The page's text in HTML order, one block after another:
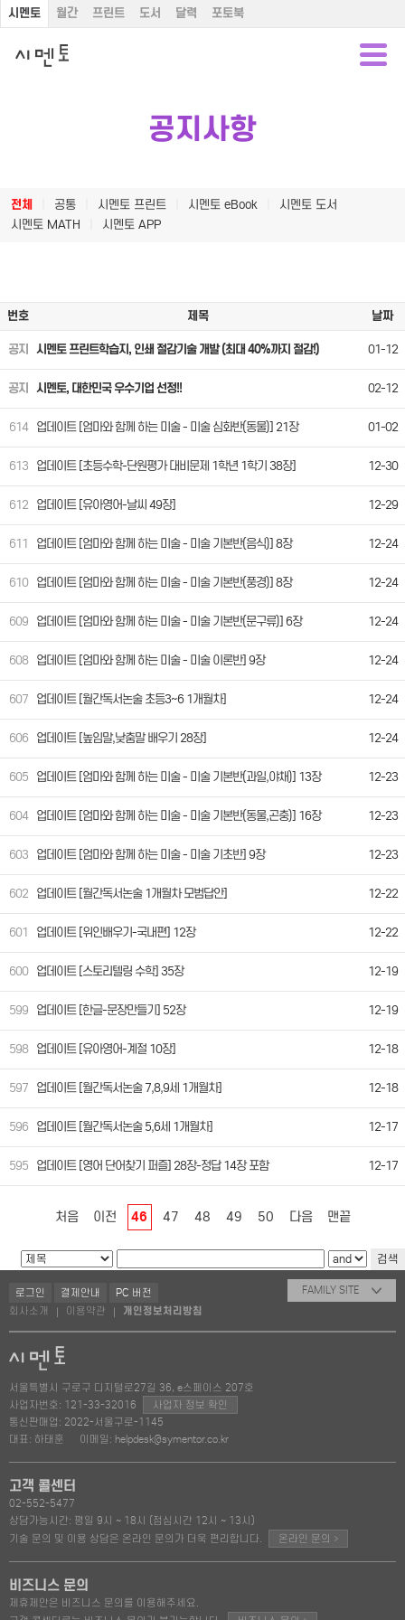
시멘토 월간 프린트 도서 달력 포토북
공지사항
전체 공통 시멘토 프린트 시멘토 eBook
시멘토 도서
시멘토 MATH
시멘토 APP
번호 제목 날짜
공지 시멘토 프린트학습지, 인쇄 절감기술 개발 (최대 40%까지 절감!) 01-12
공지 시멘토, 대한민국 우수기업 선정!! 02-12
614 업데이트 [엄마와 함께 하는 미술 - 미술 심화반(동물)] 21장 01-02
613 업데이트 [초등수학-단원평가 대비문제 1학년 1학기 38장] 12-30
612 업데이트 [유아영어-날씨 49장] 12-29
611 업데이트 [엄마와 함께 하는 미술 - 미술 기본반(음식)] 8장 12-24
610 업데이트 [엄마와 함께 하는 미술 - 미술 기본반(풍경)] 8장 12-24
609 업데이트 [엄마와 함께 하는 미술 - 미술 기본반(문구류)] 6장 12-24
608 업데이트 [엄마와 함께 하는 미술 - 미술 이론반] 9장 12-24
607 업데이트 [월간독서논술 초등3~6 1개월차] 12-24
606 업데이트 [높임말,낮춤말 배우기 28장] 12-24
605 업데이트 [엄마와 함께 하는 미술 - 미술 기본반(과일,야채)] 13장 12-23
604 업데이트 [엄마와 함께 하는 미술 - 미술 기본반(동물,곤충)] 16장 12-23
603 업데이트 [엄마와 함께 하는 미술 - 미술 기초반] 9장 12-23
602 업데이트 [월간독서논술 1개월차 모범답안] 12-22
601 업데이트 [위인배우기-국내편] 12장 12-22
600 업데이트 [스토리텔링 수학] 35장 12-19
599 업데이트 [한글-문장만들기] 52장 12-19
598 업데이트 [유아영어-계절 10장] 12-18
597 업데이트 [월간독서논술 7,8,9세 1개월차] 12-18
596 업데이트 [월간독서논술 5,6세 1개월차] 12-17
595 업데이트 [영어 단어찾기 퍼즐] 28장-정답 14장 포함 12-17
처음 이전 46 47 48 49 50 다음 맨끝
로그인 결제안내
PC 버전
회사소개
이용약관 개인정보처리방침
FAMILY SITE
서울특별시 구로구 디지털로27길 36, e스페이스 207호
사업자번호: 121-33-32016
사업자 정보 확인
통신판매업: 2022-서울구로-1145
대표: 하태훈
이메일: helpdesk@symentor.co.kr
고객 콜센터
02-552-5477
상담가능시간: 평일 9시 ~ 18시 (점심시간 12시 ~ 13시)
기술 문의 및 이용 상담은 온라인 문의가 더욱 편리합니다.
온라인 문의 >
비즈니스 문의
제휴제안은 비즈니스 문의를 이용해주세요.